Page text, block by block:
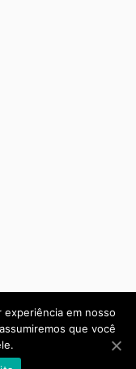
derechos reservados
experiência em nosso
que você